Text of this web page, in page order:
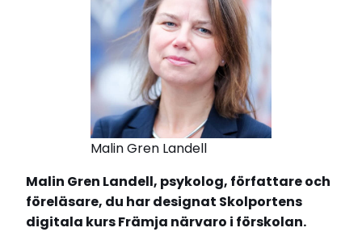
Malin Gren Landell
Malin Gren Landell, psykolog, författare och
föreläsare, du har designat Skolportens
digitala kurs Främja närvaro i förskolan.